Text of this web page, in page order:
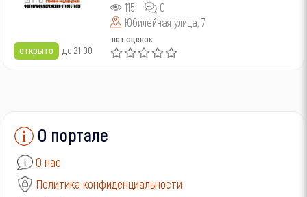
открыто до 21:00
115
0
Юбилейная улица, 7
нет оценок
О портале
О нас
Политика конфиденциальности